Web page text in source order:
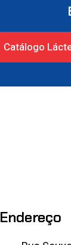
Catálogo
Endereço